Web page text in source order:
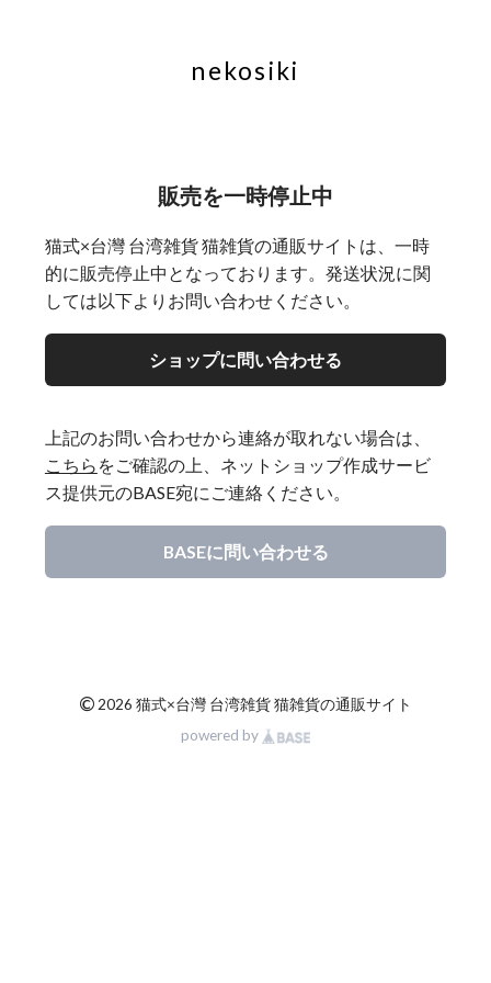
nekosiki
販売を一時停止中
猫式×台灣 台湾雑貨 猫雑貨の通販サイトは、一時
的に販売停止中となっております。発送状況に関
しては以下よりお問い合わせください。
ショップに問い合わせる
上記のお問い合わせから連絡が取れない場合は、
こちら をご確認の上、ネットショップ作成サービ
ス提供元のBASE宛にご連絡ください。
BASEに問い合わせる
© 2026 猫式×台灣 台湾雑貨 猫雑貨の通販サイト
powered by